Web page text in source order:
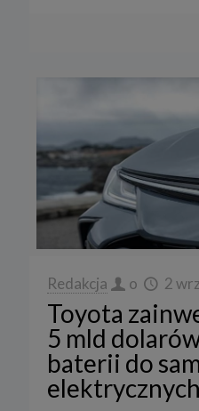
Redakcja o 2
Toyota
5 mld
baterii do
elektrycznych